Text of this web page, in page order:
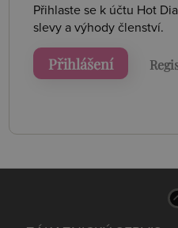
Přihlaste se k účtu Hot
slevy a výhody členství.
Přihlášení